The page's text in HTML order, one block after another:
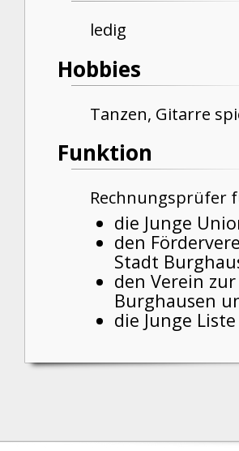
ledig
Hobbies
Tanzen, Gitarre
Funktion
Rechnungsprüfer
die Junge
den
Stadt
den Verein
Burghausen
die Junge